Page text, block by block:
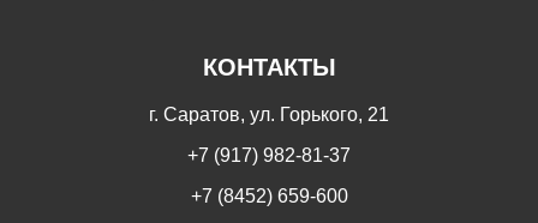
КОНТАКТЫ
г. Саратов, ул. Горького, 21
+7 (917) 982-81-37
+7 (8452) 659-600